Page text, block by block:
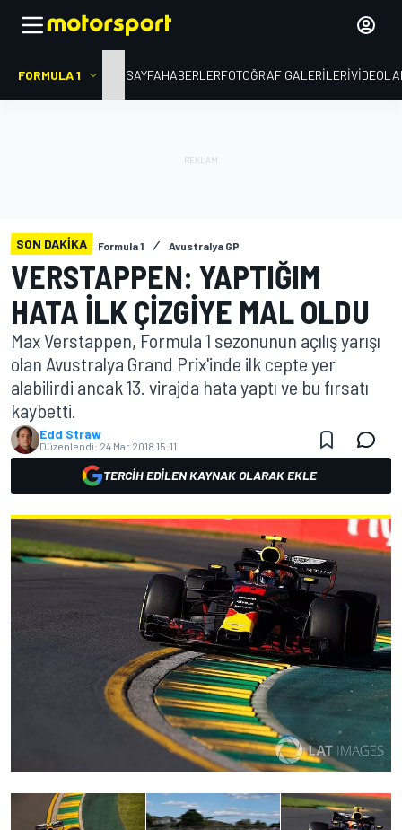
FORMULA 1 ANA SAYFAHABERLERFOTOĞRAF GALERILERI
SON DAKIKA Formula 1 Avustralya GP
VERSTAPPEN: YAPTIĞIM
HATA ILK ÇIZGIYE MAL OLDU
Max Verstappen, Formula 1 sezonunun açılış yarışı
olan Avustralya Grand Prix'inde ilk cepte yer
alabilirdi ancak 13. virajda hata yaptı ve bu fırsatı
kaybetti.
Edd Straw
Düzenlendi: 24 Mar 2018 15:11
TERCIH EDILEN KAYNAK OLARAK EKLE